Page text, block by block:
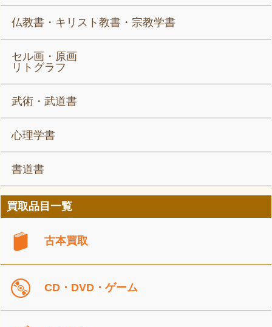
仏教書・キリスト教書・宗教学書
セル画・原画
リトグラフ
武術・武道書
心理学書
書道書
買取品目一覧
古本買取
CD・DVD・ゲーム